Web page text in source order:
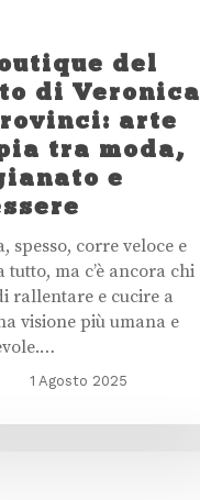
del
di Veronica
arte
tra moda,
e
spesso, corre veloce e
tutto, ma c’è ancora chi
rallentare e cucire a
visione più umana e
1 Agosto 2025